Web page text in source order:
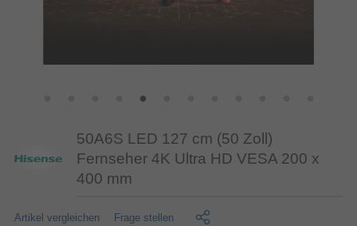
50A6S LED 127 cm (50 Zoll)
Fernseher 4K Ultra HD VESA 200 x
400 mm
Artikel vergleichen Frage stellen